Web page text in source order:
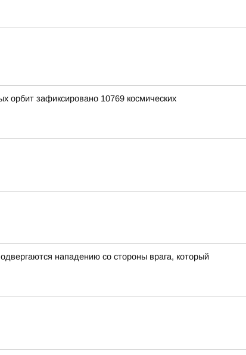
орбит зафиксировано 10769 космических
нападению со стороны врага, который